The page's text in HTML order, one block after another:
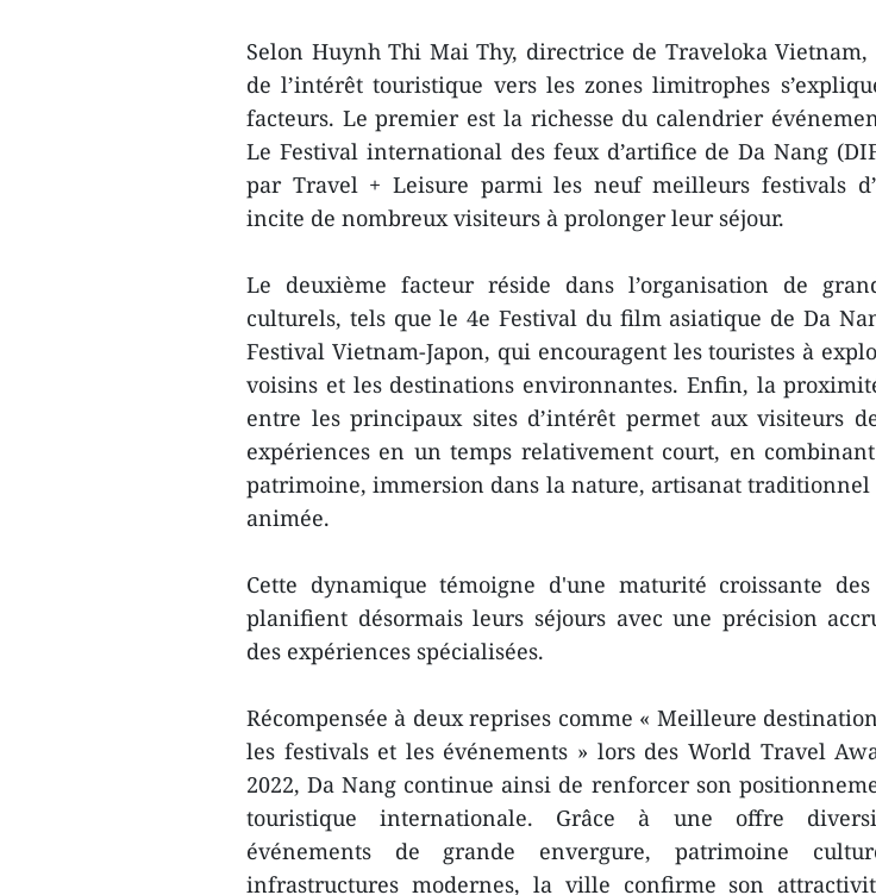
Selon Huynh Thi Mai Thy, directrice de Traveloka Vietnam,
de l’intérêt touristique vers les zones limitrophes
facteurs. Le premier est la richesse du calendrier
Le Festival international des feux d’artifice de Da Nang
par Travel + Leisure parmi les neuf meilleurs festivals
incite de nombreux visiteurs à prolonger leur séjour.
Le deuxième facteur réside dans l’organisation de
culturels, tels que le 4e Festival du film asiatique de Da
Festival Vietnam-Japon, qui encouragent les touristes à
voisins et les destinations environnantes. Enfin, la
entre les principaux sites d’intérêt permet aux visiteurs
expériences en un temps relativement court, en
patrimoine, immersion dans la nature, artisanat
animée.
Cette dynamique témoigne d'une maturité croissante
planifient désormais leurs séjours avec une précision
des expériences spécialisées.
Récompensée à deux reprises comme « Meilleure
les festivals et les événements » lors des World Travel
2022, Da Nang continue ainsi de renforcer son
touristique internationale. Grâce à une offre
événements de grande envergure, patrimoine
infrastructures modernes, la ville confirme son